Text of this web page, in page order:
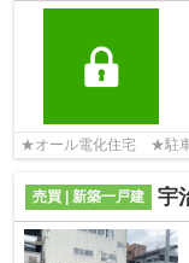
★オール電化住宅 ★駐
売買 | 新築一戸建 宇